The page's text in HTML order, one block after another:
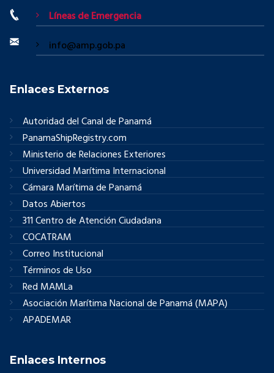
Líneas de Emergencia
info@amp.gob.pa
Enlaces Externos
Autoridad del Canal de Panamá
PanamaShipRegistry.com
Ministerio de Relaciones Exteriores
Universidad Marítima Internacional
Cámara Marítima de Panamá
Datos Abiertos
311 Centro de Atención Ciudadana
COCATRAM
Correo Institucional
Términos de Uso
Red MAMLa
Asociación Marítima Nacional de Panamá (MAPA)
APADEMAR
Enlaces Internos